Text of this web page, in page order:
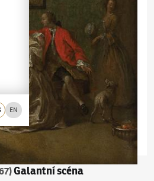
EN
Galantní scéna